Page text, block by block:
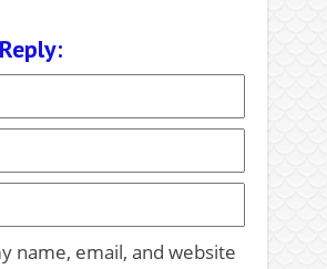
name, email, and website